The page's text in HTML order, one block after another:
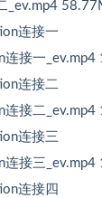
_ev.mp4
连接一
连接一_ev.mp4
连接二
连接二_ev.mp4
连接三
连接三_ev.mp4
连接四